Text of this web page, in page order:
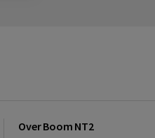
Over Boom NT2